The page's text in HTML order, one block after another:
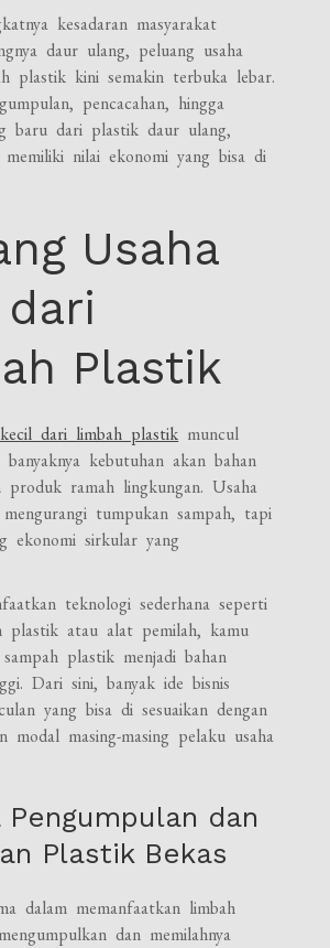
kesadaran masyarakat
daur ulang, peluang usaha
plastik kini semakin terbuka lebar.
pencacahan, hingga
baru dari plastik daur ulang,
memiliki nilai ekonomi yang bisa di
Usaha
Plastik
dari limbah plastik muncul
banyaknya kebutuhan akan bahan
ramah lingkungan. Usaha
tumpukan sampah, tapi
ekonomi sirkular yang
teknologi sederhana seperti
plastik atau alat pemilah, kamu
plastik menjadi bahan
Dari sini, banyak ide bisnis
yang bisa di sesuaikan dengan
modal masing-masing pelaku usaha
Pengumpulan dan
Plastik Bekas
dalam memanfaatkan limbah
dan memilahnya